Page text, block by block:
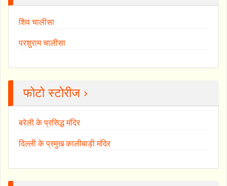
शिव चालीसा
परशुराम चालीसा
फोटो स्टोरीज ›
बरेली के प्रसिद्ध मंदिर
दिल्ली के प्रमुख कालीबाड़ी मंदिर